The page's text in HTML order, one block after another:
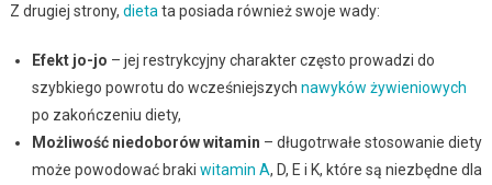
Z drugiej strony, dieta ta posiada również swoje wady:
Efekt jo-jo – jej restrykcyjny charakter często prowadzi do
szybkiego powrotu do wcześniejszych nawyków żywieniowych
po zakończeniu diety,
Możliwość niedoborów witamin – długotrwałe stosowanie diety
może powodować braki witamin A, D, E i K, które są niezbędne dla